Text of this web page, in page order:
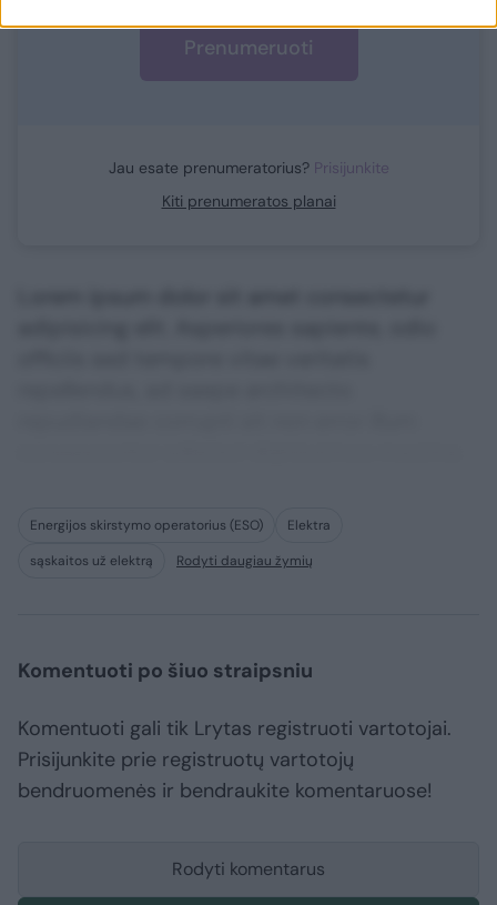
Prenumeruoti
Jau esate prenumeratorius? Prisijunkite
Kiti prenumeratos planai
Energijos skirstymo operatorius (ESO)
Elektra
sąskaitos už elektrą
Rodyti daugiau žymių
Komentuoti po šiuo straipsniu
Komentuoti gali tik Lrytas registruoti vartotojai.
Prisijunkite prie registruotų vartotojų
bendruomenės ir bendraukite komentaruose!
Rodyti komentarus